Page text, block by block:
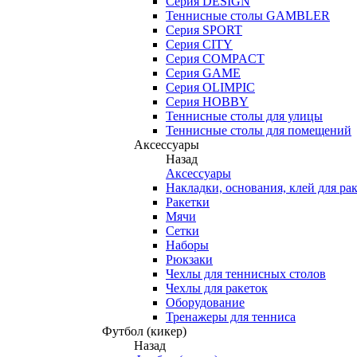
Теннисные столы GAMBLER
Серия SPORT
Серия CITY
Серия COMPACT
Серия GAME
Серия OLIMPIC
Серия HOBBY
Теннисные столы для улицы
Теннисные столы для помещений
Аксессуары
Назад
Аксессуары
Накладки, основания, клей для
Ракетки
Мячи
Сетки
Наборы
Рюкзаки
Чехлы для теннисных столов
Чехлы для ракеток
Оборудование
Тренажеры для тенниса
Футбол (кикер)
Назад